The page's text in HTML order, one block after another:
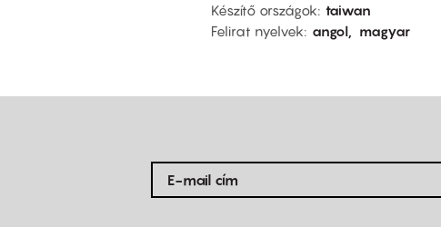
Készítő országok taiwan
Felirat nyelvek
angol magyar